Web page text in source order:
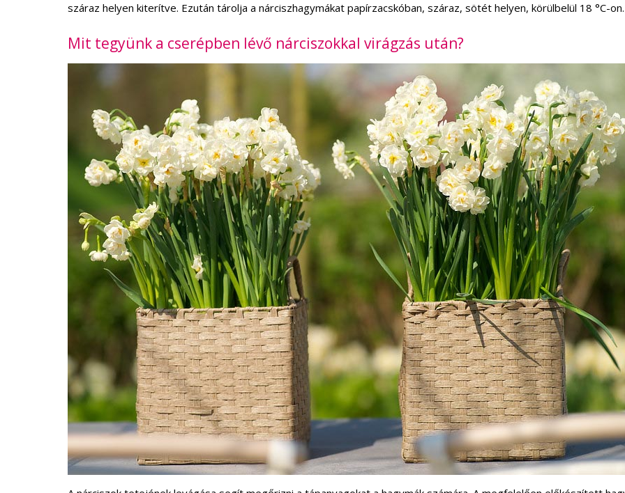
száraz helyen kiterítve. Ezután tárolja a nárciszhagymákat papírzacskóban, száraz, sötét helyen, körülbelül 18 °C-on.
Mit tegyünk a cserépben lévő nárciszokkal virágzás után?